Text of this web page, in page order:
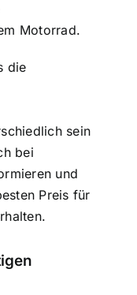
Motorrad.
die
sein
bei
und
Preis für